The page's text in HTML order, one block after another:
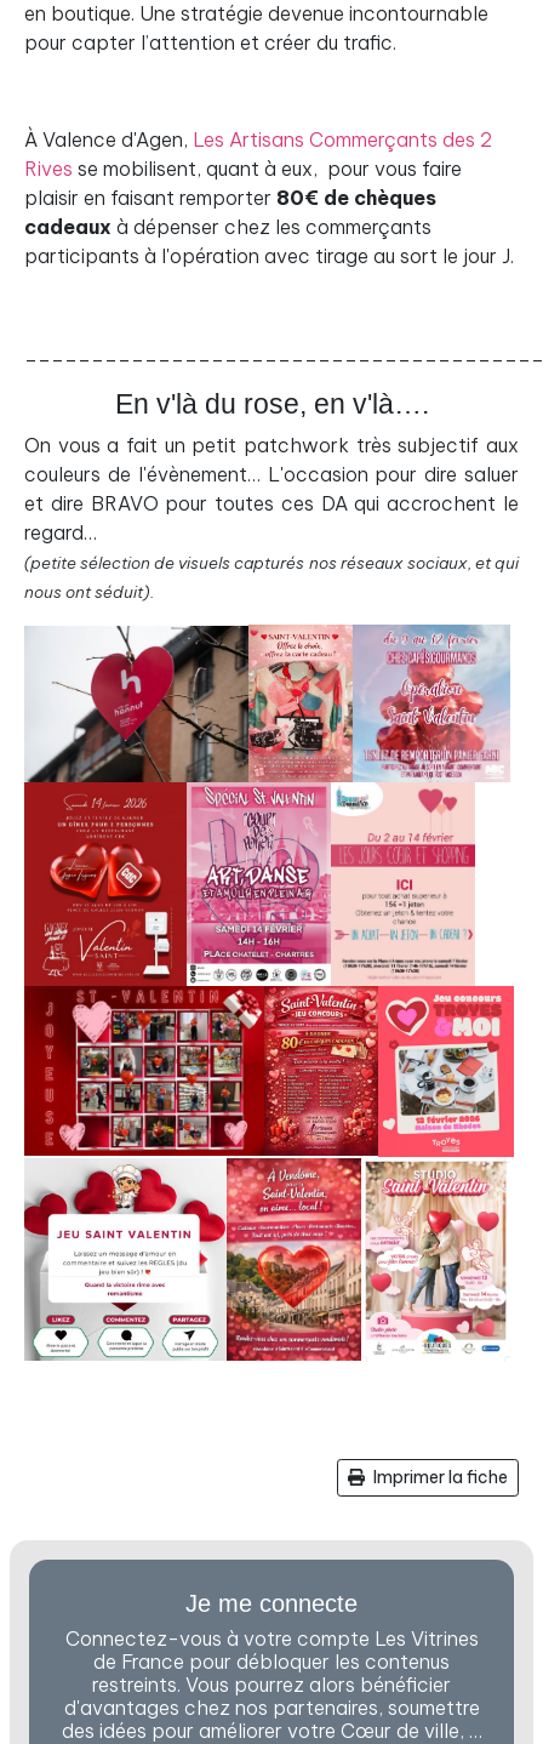
en boutique. Une stratégie devenue incontournable
pour capter l’attention et créer du trafic.
À Valence d'Agen, Les Artisans Commerçants des 2
Rives se mobilisent, quant à eux, pour vous faire
plaisir en faisant remporter 80€ de chèques
cadeaux à dépenser chez les commerçants
participants à l'opération avec tirage au sort le jour J.
En v'là du rose, en v'là….
On vous a fait un petit patchwork très subjectif aux
couleurs de l'évènement… L'occasion pour dire saluer
et dire BRAVO pour toutes ces DA qui accrochent le
regard…
(petite sélection de visuels capturés nos réseaux sociaux, et qui
nous ont séduit).
Imprimer la fiche
Je me connecte
Connectez-vous à votre compte Les Vitrines
de France pour débloquer les contenus
restreints. Vous pourrez alors bénéficier
d'avantages chez nos partenaires, soumettre
des idées pour améliorer votre Cœur de ville, …